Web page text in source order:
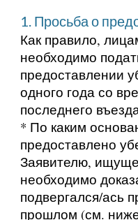
1. Просьба о
Как правило,
необходимо
предоставлении
одного года со
последнего
* По каким
предоставлено
Заявителю,
необходимо
подвергался/ась
прошлом (см.